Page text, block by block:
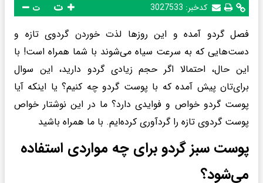
کدخبر: 3027533 ت
فصل گردو آمده و این روزها لذت خوردن گردوی تازه و
دست‌هایی که به سرعت سیاه می‌شوند با شما همراه است! با
این حال، احتمالا اگر حجم زیادی گردو دارید، این سوال
برای‌تان پیش آمده که با پوست گردو چه کنیم؟ یا اینکه آیا
پوست گردو خواص و فوایدی دارد؟ ما در این نوشتار خواص
پوست گردوی تازه را گردآوری کرده‌ایم. با ما همراه باشید
پوست سبز گردو برای چه مواردی استفاده
می‌شود؟